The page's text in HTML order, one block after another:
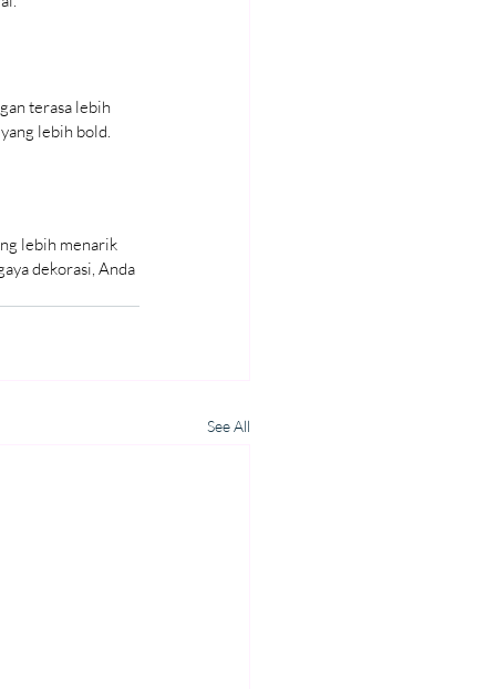
terasa lebih
lebih bold.
lebih menarik
dekorasi, Anda
See All